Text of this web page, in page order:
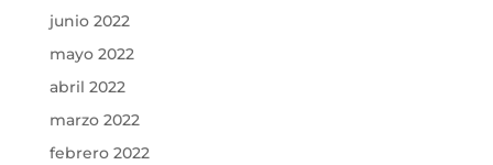
junio 2022
mayo 2022
abril 2022
marzo 2022
febrero 2022